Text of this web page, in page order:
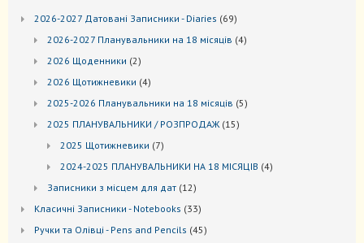
2026-2027 Датовані Записники - Diaries 6969
2026-2027 Планувальники на 18 місяців 44
2026 Щоденники 22
2026 Щотижневики 44
2025-2026 Планувальники на 18 місяців 55
2025 ПЛАНУВАЛЬНИКИ / РОЗПРОДАЖ 1515
2025 Щотижневики 77
2024-2025 ПЛАНУВАЛЬНИКИ НА 18 МІСЯЦІВ 44
Записники з місцем для дат 1212
Kласичні Записники - Notebooks 3333
Ручки та Олівці - Pens and Pencils 4545